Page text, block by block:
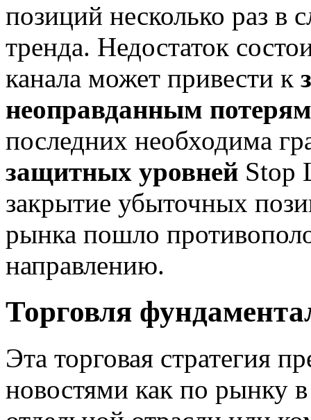
позиций несколько раз в
тренда. Недостаток
канала может привести к
неоправданным потерям
последних необходима
защитных уровней Stop
закрытие убыточных
рынка пошло
направлению.
Торговля
Эта торговая стратегия
новостями как по рынку